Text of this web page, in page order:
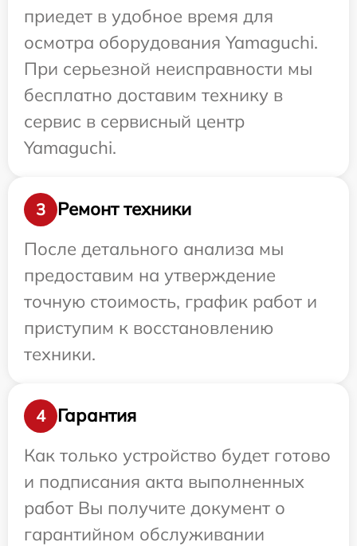
приедет в удобное время для
осмотра оборудования Yamaguchi.
При серьезной неисправности мы
бесплатно доставим технику в
сервис в сервисный центр
Yamaguchi.
3
Ремонт техники
После детального анализа мы
предоставим на утверждение
точную стоимость, график работ и
приступим к восстановлению
техники.
4
Гарантия
Как только устройство будет готово
и подписания акта выполненных
работ Вы получите документ о
гарантийном обслуживании